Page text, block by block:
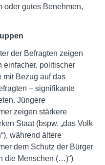
oder gutes Benehmen,
der Befragten zeigen
einfacher, politischer
mit Bezug auf das
– signifikante
Jüngere
zeigen stärkere
Staat (bspw. „das Volk
während ältere
dem Schutz der Bürger
die Menschen (…)“)